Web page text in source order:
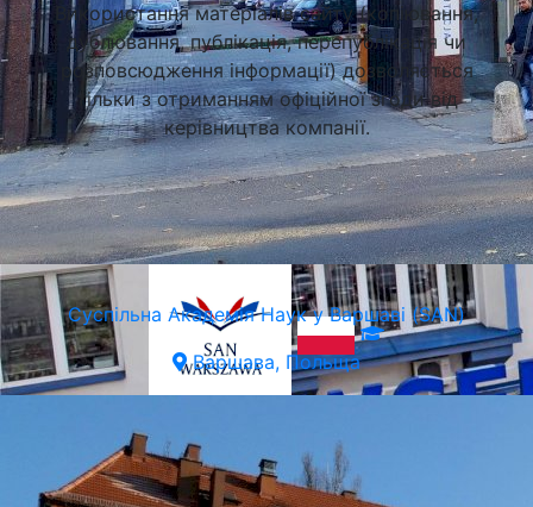
Суспільна Академія Наук у Варшаві (SAN)
Варшава, Польща
Використання матеріалів сайту (копіювання,
дублювання, публікація, перепублікація чи
розповсюдження інформації) дозволяється
тільки з отриманням офіційної згоди від
керівництва компанії.